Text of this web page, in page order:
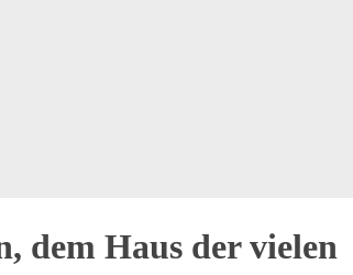
dem Haus der vielen